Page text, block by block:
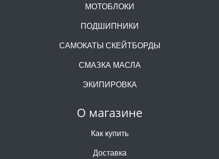
О магазине
Как купить
Доставка
МОТОБЛОКИ
ПОДШИПНИКИ
САМОКАТЫ СКЕЙТБОРДЫ
СМАЗКА МАСЛА
ЭКИПИРОВКА